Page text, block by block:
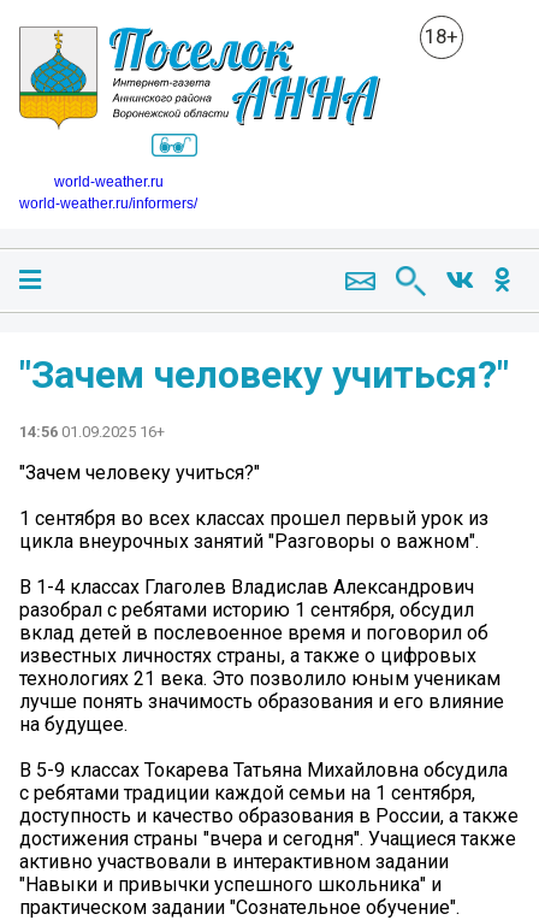
18+
world-weather.ru
world-weather.ru/informers/
"Зачем человеку учиться?"
14:56 01.09.2025 16+
"Зачем человеку учиться?"
1 сентября во всех классах прошел первый урок из
цикла внеурочных занятий "Разговоры о важном".
В 1-4 классах Глаголев Владислав Александрович
разобрал с ребятами историю 1 сентября, обсудил
вклад детей в послевоенное время и поговорил об
известных личностях страны, а также о цифровых
технологиях 21 века. Это позволило юным ученикам
лучше понять значимость образования и его влияние
на будущее.
В 5-9 классах Токарева Татьяна Михайловна обсудила
с ребятами традиции каждой семьи на 1 сентября,
доступность и качество образования в России, а также
достижения страны "вчера и сегодня". Учащиеся также
активно участвовали в интерактивном задании
"Навыки и привычки успешного школьника" и
практическом задании "Сознательное обучение".